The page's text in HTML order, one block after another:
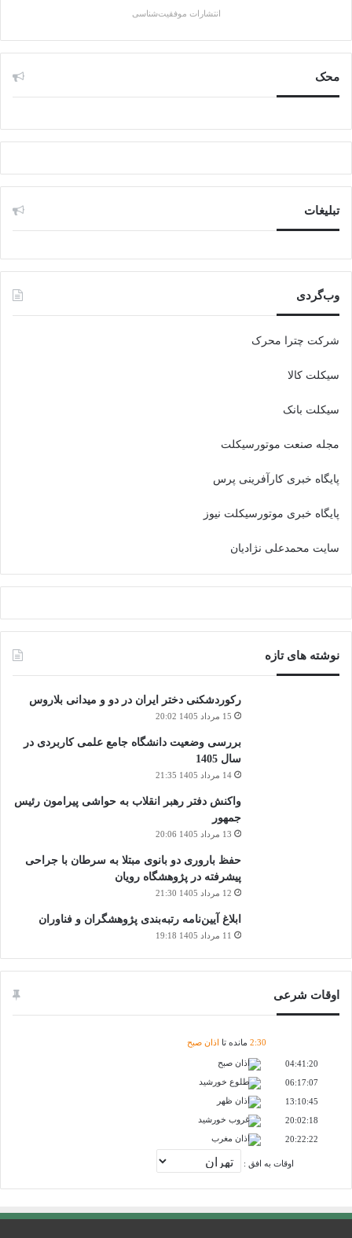
انتشارات موفقیت‌شناسی
محک
تبلیغات
وب‌گردی
شرکت چترا محرک
سیکلت کالا
سیکلت بانک
مجله صنعت موتورسیکلت
پایگاه خبری کارآفرینی پرس
پایگاه خبری موتورسیکلت نیوز
سایت محمدعلی نژادیان
نوشته های تازه
رکوردشکنی دختر ایران در دو و میدانی بلاروس
15 مرداد 1405 20:02
بررسی وضعیت دانشگاه جامع علمی کاربردی در
سال 1405
14 مرداد 1405 21:35
واکنش دفتر رهبر انقلاب به حواشی پیرامون رئیس
جمهور
13 مرداد 1405 20:06
حفظ باروری دو بانوی مبتلا به سرطان با جراحی
پیشرفته در پژوهشگاه رویان
12 مرداد 1405 21:30
ابلاغ آیین‌نامه رتبه‌بندی پژوهشگران و فناوران
11 مرداد 1405 19:18
اوقات شرعی
2:30 مانده تا اذان صبح
04:41:20 اذان صبح
06:17:07 طلوع خورشید
13:10:45 اذان ظهر
20:02:18 غروب خورشید
20:22:22 اذان مغرب
اوقات به افق :